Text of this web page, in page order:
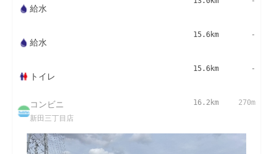
給水
給水
15.6km -
トイレ
15.6km -
コンビニ
新田三丁目店
16.2km 270m